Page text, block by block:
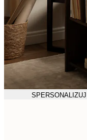
SPERSONALIZUJ